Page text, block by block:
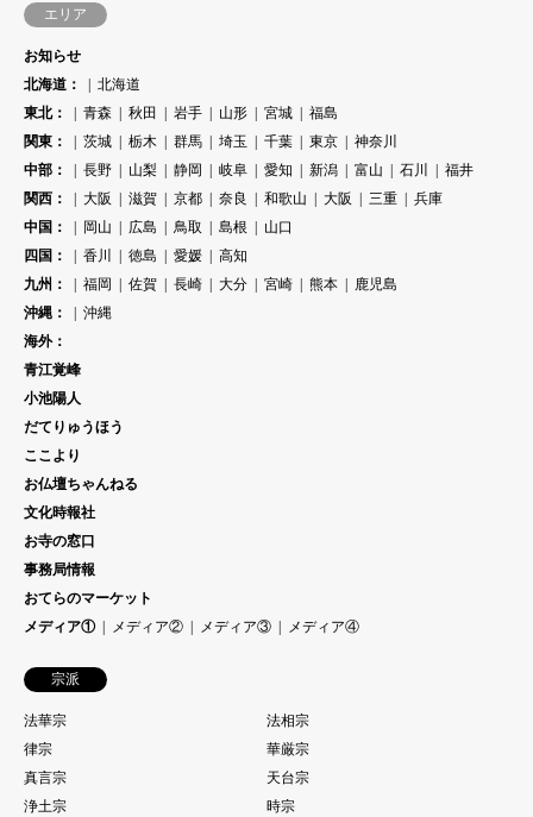
エリア
お知らせ
北海道：
北海道
東北：
青森 秋田 岩手 山形 宮城
福島
関東：
茨城 栃木 群馬 埼玉 千葉 東京
神奈川
中部：
長野 山梨 静岡 岐阜 愛知 新潟 富山 石川
福井
関西：
大阪 滋賀 京都 奈良 和歌山 大阪 三重
兵庫
中国：
岡山 広島 鳥取 島根
山口
四国：
香川 徳島 愛媛
高知
九州：
福岡 佐賀 長崎 大分 宮崎 熊本
鹿児島
沖縄：
沖縄
海外：
青江覚峰
小池陽人
だてりゅうほう
ここより
お仏壇ちゃんねる
文化時報社
お寺の窓口
事務局情報
おてらのマーケット
メディア①
メディア② メディア③ メディア④
宗派
法華宗
法相宗
律宗
華厳宗
真言宗
天台宗
浄土宗
時宗